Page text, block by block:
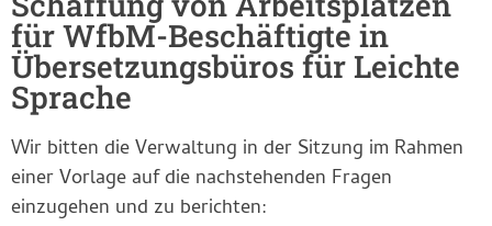
für WfbM-Beschäftigte in
Übersetzungsbüros für Leichte
Sprache
Wir bitten die Verwaltung in der Sitzung im Rahmen
einer Vorlage auf die nachstehenden Fragen
einzugehen und zu berichten: